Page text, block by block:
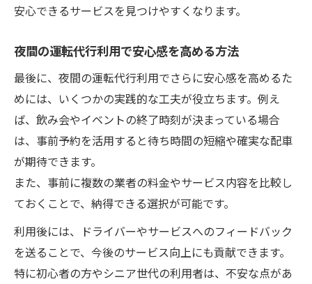
安心できるサービスを見つけやすくなります。
夜間の運転代行利用で安心感を高める方法
最後に、夜間の運転代行利用でさらに安心感を高めるた
めには、いくつかの実践的な工夫が役立ちます。例え
ば、飲み会やイベントの終了時刻が決まっている場合
は、事前予約を活用すると待ち時間の短縮や確実な配車
が期待できます。
また、事前に複数の業者の料金やサービス内容を比較し
ておくことで、納得できる選択が可能です。
利用後には、ドライバーやサービスへのフィードバック
を送ることで、今後のサービス向上にも貢献できます。
特に初心者の方やシニア世代の利用者は、不安な点があ